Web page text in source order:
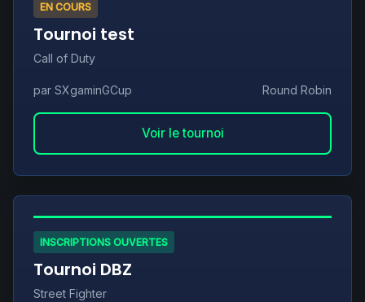
EN COURS
Tournoi test
Call of Duty
par SXgaminGCup Round Robin
Voir le tournoi
INSCRIPTIONS OUVERTES
Tournoi DBZ
Street Fighter